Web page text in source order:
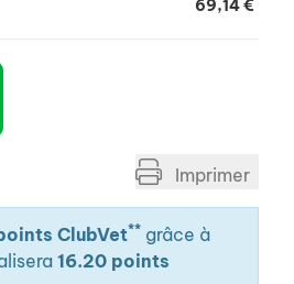
69,14 €
Imprimer
ClubVet** grâce à
16.20 points